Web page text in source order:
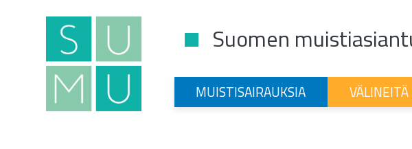
Main Navigation
Suomen
MUISTISAIRAUKSIA